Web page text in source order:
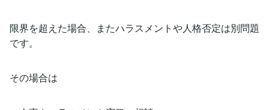
限界を超えた場合、またハラスメントや人格否定は別問題
です。
その場合は